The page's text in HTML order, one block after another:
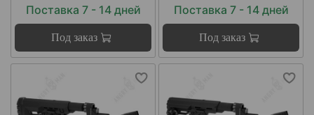
Поставка 7 - 14 дней
Под заказ
Поставка 7 - 14 дней
Под заказ